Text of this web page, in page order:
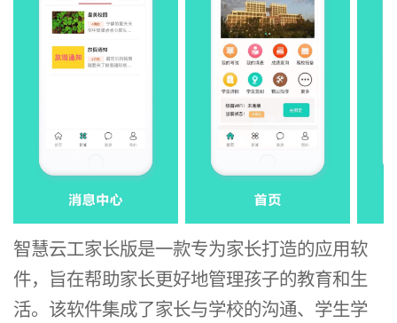
智慧云工家长版是一款专为家长打造的应用软
件，旨在帮助家长更好地管理孩子的教育和生
活。该软件集成了家长与学校的沟通、学生学